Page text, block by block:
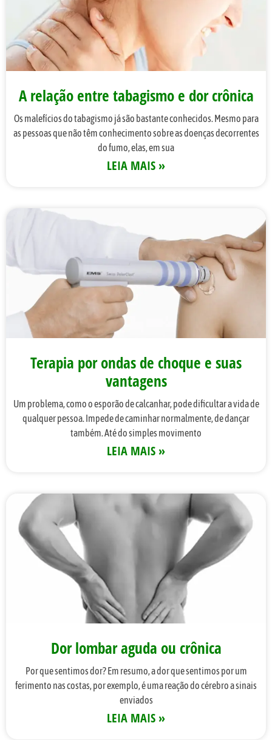
A relação entre tabagismo e dor crônica
Os malefícios do tabagismo já são bastante conhecidos. Mesmo para
as pessoas que não têm conhecimento sobre as doenças decorrentes
do fumo, elas, em sua
LEIA MAIS »
Terapia por ondas de choque e suas
vantagens
Um problema, como o esporão de calcanhar, pode dificultar a vida de
qualquer pessoa. Impede de caminhar normalmente, de dançar
também. Até do simples movimento
LEIA MAIS »
Dor lombar aguda ou crônica
Por que sentimos dor? Em resumo, a dor que sentimos por um
ferimento nas costas, por exemplo, é uma reação do cérebro a sinais
enviados
LEIA MAIS »